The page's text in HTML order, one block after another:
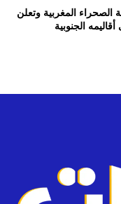
الصحراء المغربية وتعلن
الجنوبية